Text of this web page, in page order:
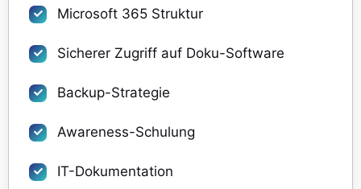
Microsoft 365 Struktur
Sicherer Zugriff auf Doku-Software
Backup-Strategie
Awareness-Schulung
IT-Dokumentation